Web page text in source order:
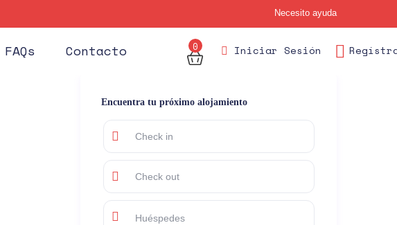
Necesito ayuda
0 Iniciar Sesión
FAQs Contacto
Huéspedes
Encuentra tu próximo alojamiento
Huéspedes